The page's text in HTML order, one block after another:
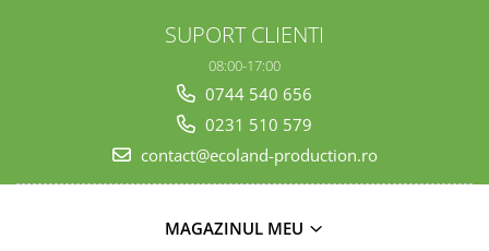
SUPORT CLIENTI
08:00-17:00
0744 540 656
0231 510 579
contact@ecoland-production.ro
MAGAZINUL MEU